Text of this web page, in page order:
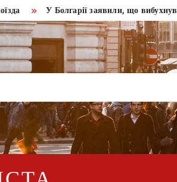
У Болгарії заявили, що вибухнув